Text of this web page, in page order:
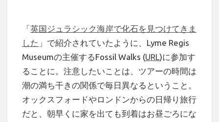
「英国ジュラシック海岸で化石を見つけてきま
した 」で紹介されていたように、Lyme Regis
Museumの主催するFossil Walks (URL)に参加す
ることに。注意したいことは、ツアーの時間は
潮の満ち干きの関係で毎日異なるということ。
オックスフォードやロンドンからの日帰り旅行
だと、朝早くに家を出ても到着はお昼ごろにな